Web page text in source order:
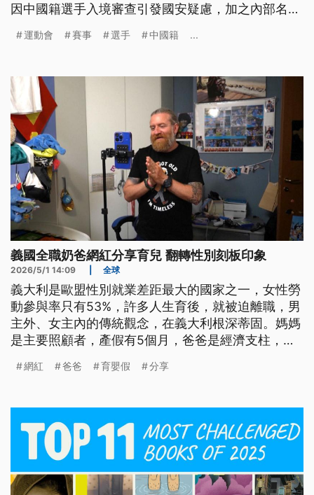
因中國籍選手入境審查引發國安疑慮，加之內部名冊
價值的平權初衷，在層出不窮的爭議中一度失焦。
運動會 賽事 選手 中國籍 ...
義國全職奶爸網紅分享育兒 翻轉性別刻板印象
2026/5/1 14:09 全球
義大利是歐盟性別就業差距最大的國家之一，女性勞
動參與率只有53%，許多人生育後，就被迫離職，男
主外、女主內的傳統觀念，在義大利根深蒂固。媽媽
是主要照顧者，產假有5個月，爸爸是經濟支柱，陪
奶爸分享育兒，以及做家務的日常生活，突破男主外
刻板印象。
網紅 爸爸 育嬰假 分享